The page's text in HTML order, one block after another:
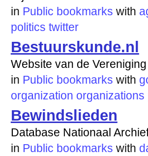
in Public bookmarks with
politics twitter
Bestuurskunde.nl
Website van de
in Public bookmarks with
organization organizations
Bewindslieden
Database Nationaal
in Public bookmarks with